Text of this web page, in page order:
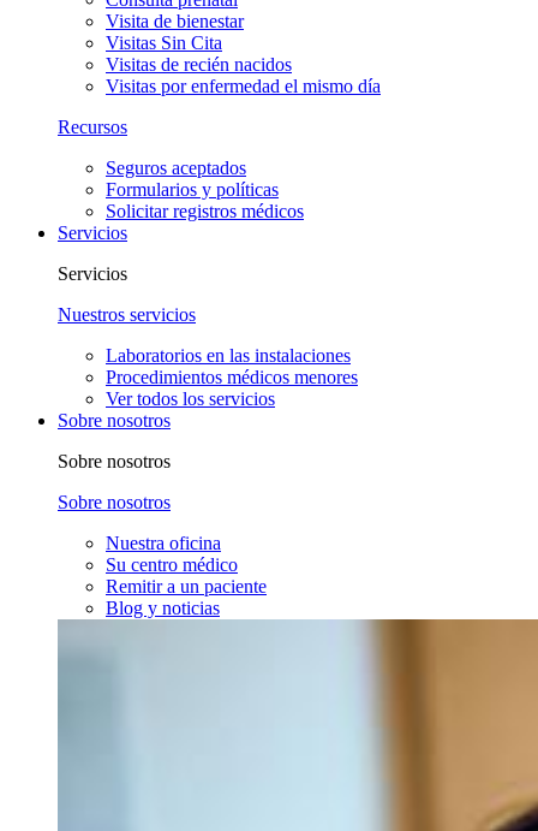
Visita de bienestar
Visitas Sin Cita
Visitas de recién nacidos
Visitas por enfermedad el mismo día
Recursos
Seguros aceptados
Formularios y políticas
Solicitar registros médicos
Servicios
Servicios
Nuestros servicios
Laboratorios en las instalaciones
Procedimientos médicos menores
Ver todos los servicios
Sobre nosotros
Sobre nosotros
Sobre nosotros
Nuestra oficina
Su centro médico
Remitir a un paciente
Blog y noticias